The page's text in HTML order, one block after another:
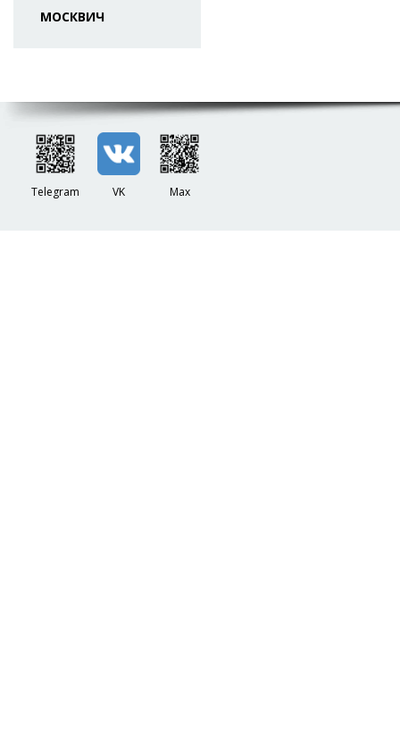
МОСКВИЧ
Telegram VK Max